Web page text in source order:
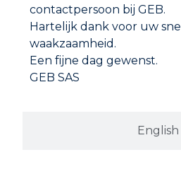
English
contactpersoon bij GEB.
Hartelijk dank voor uw
waakzaamheid.
Een fijne dag gewenst.
GEB SAS